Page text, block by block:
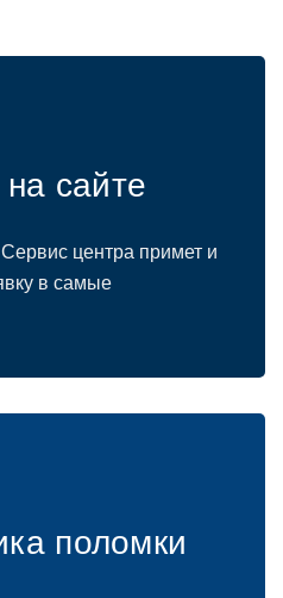
сайте
центра примет и
в самые
поломки